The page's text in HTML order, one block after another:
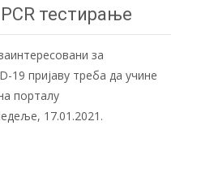
тестирање
за
19 пријаву треба да учине
порталу
17.01.2021.